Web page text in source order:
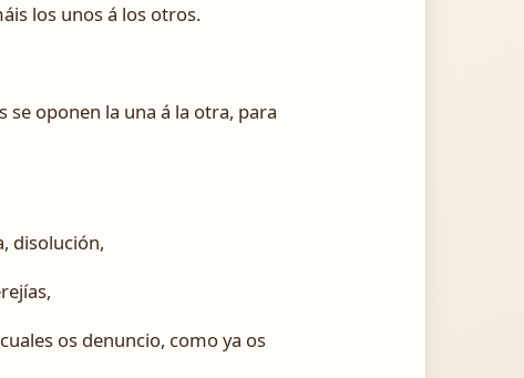
los unos á los otros.
se oponen la una á la otra, para
disolución,
os denuncio, como ya os